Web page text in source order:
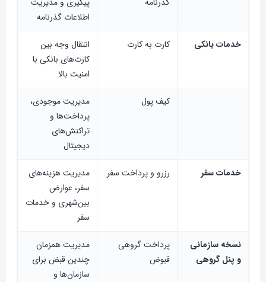
اطلاعات گذرنامه
خدمات بانکی کارت به کارت
انتقال وجه بین
کارت‌های بانکی با
امنیت بالا
کیف پول
مدیریت موجودی،
پرداخت‌ها و
تراکنش‌های
دیجیتال
خدمات سفر رزرو و پرداخت سفر
مدیریت هزینه‌های
سفر، عوارض
بین‌شهری و خدمات
سفر
نسخه سازمانی
و پنل گروهی
پرداخت گروهی
قبوض
مدیریت همزمان
چندین قبض برای
سازمان‌ها و